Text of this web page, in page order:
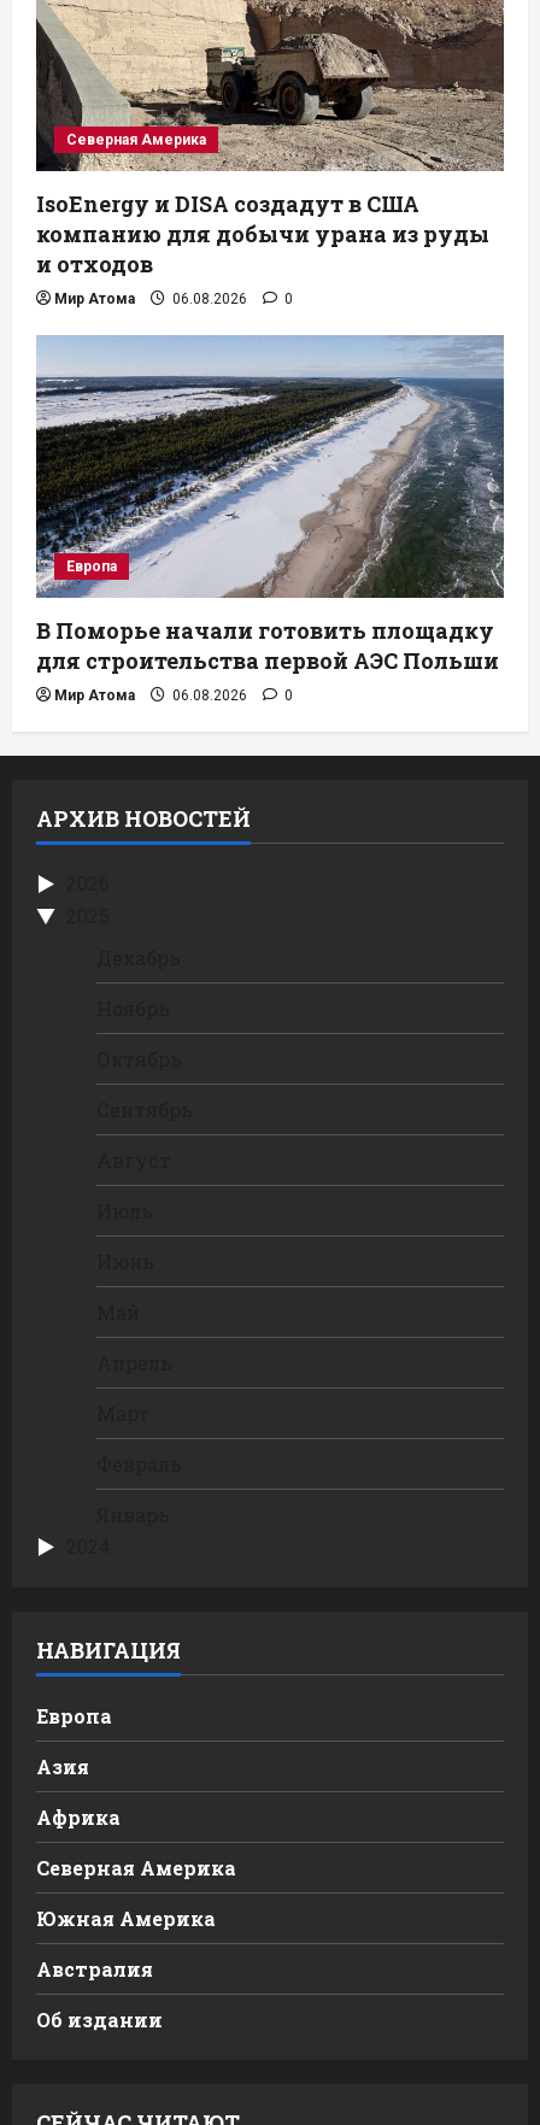
Северная Америка
IsoEnergy и DISA создадут в США
компанию для добычи урана из руды
и отходов
Мир Атома 06.08.2026 0
Европа
В Поморье начали готовить площадку
для строительства первой АЭС Польши
Мир Атома 06.08.2026 0
АРХИВ НОВОСТЕЙ
НАВИГАЦИЯ
Европа
Азия
Африка
Северная Америка
Южная Америка
Австралия
Об издании